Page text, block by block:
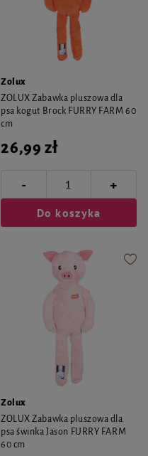
Zolux
ZOLUX Zabawka pluszowa dla
psa kogut Brock FURRY FARM 60
cm
26,99 zł
- +
Do koszyka
Zolux
ZOLUX Zabawka pluszowa dla
psa świnka Jason FURRY FARM
60 cm